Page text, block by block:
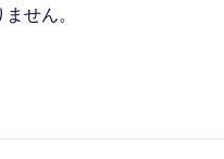
せん。